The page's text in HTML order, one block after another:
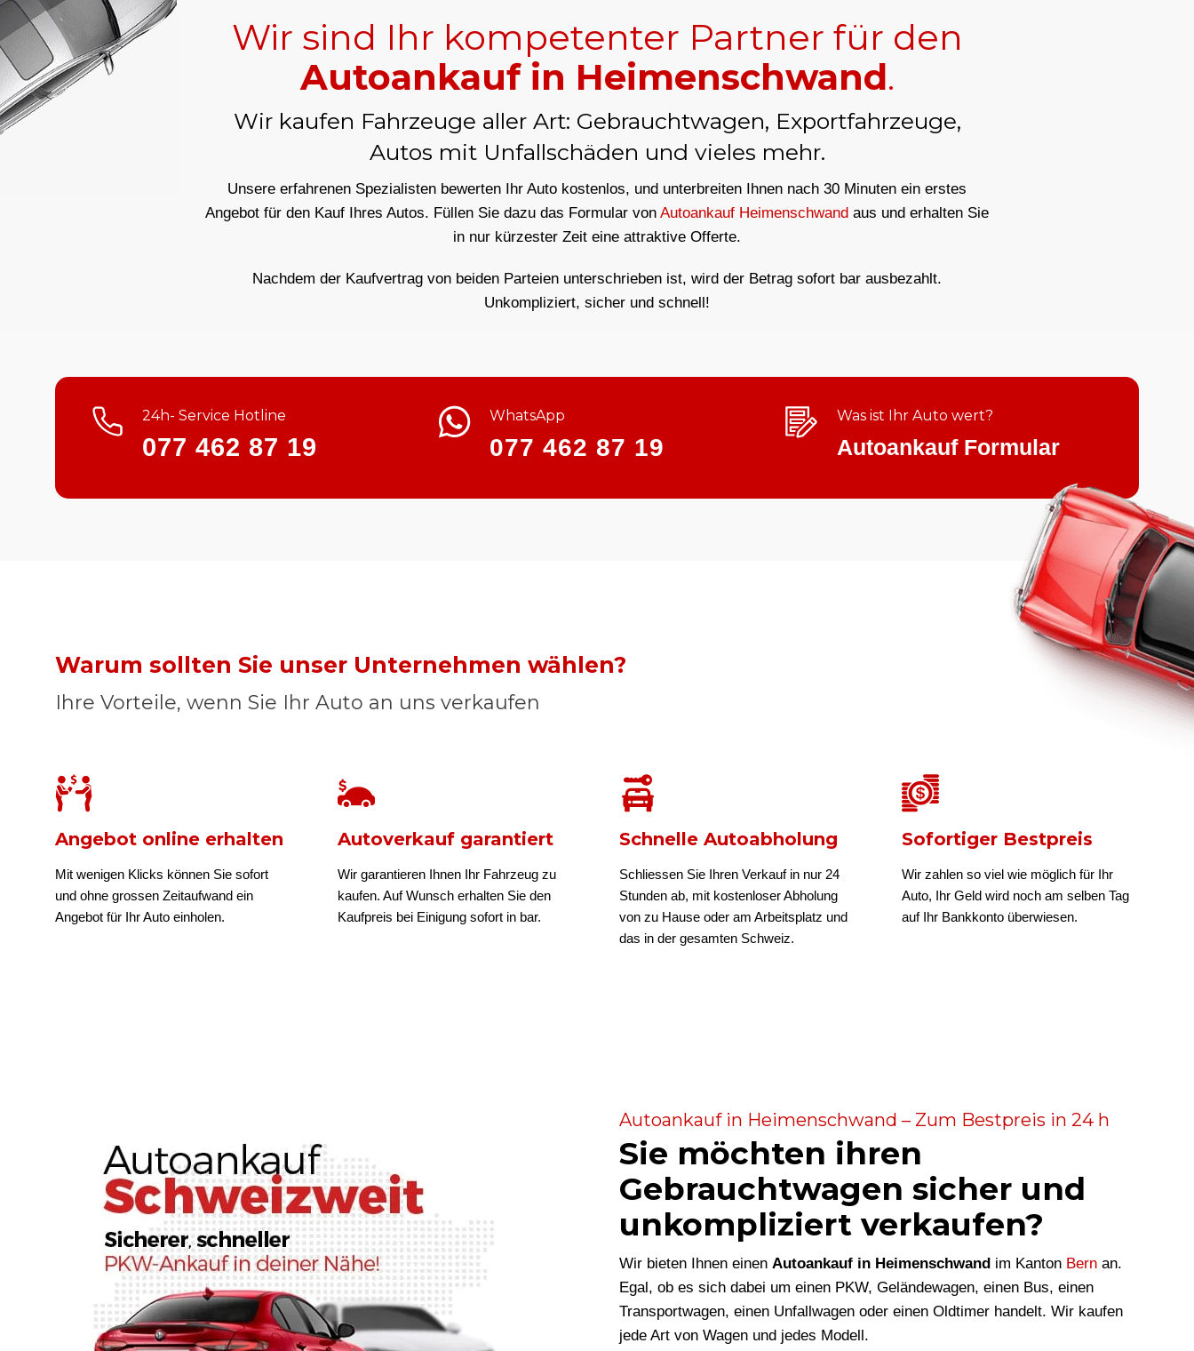
Wir sind Ihr kompetenter Partner für den
Autoankauf in Heimenschwand.
Wir kaufen Fahrzeuge aller Art: Gebrauchtwagen, Exportfahrzeuge,
Autos mit Unfallschäden und vieles mehr.
Unsere erfahrenen Spezialisten bewerten Ihr Auto kostenlos, und unterbreiten Ihnen nach 30 Minuten ein erstes
Angebot für den Kauf Ihres Autos. Füllen Sie dazu das Formular von Autoankauf Heimenschwand aus und erhalten Sie
in nur kürzester Zeit eine attraktive Offerte.
Nachdem der Kaufvertrag von beiden Parteien unterschrieben ist, wird der Betrag sofort bar ausbezahlt.
Unkompliziert, sicher und schnell!
24h- Service Hotline
077 462 87 19
WhatsApp
077 462 87 19
Was ist Ihr Auto wert?
Autoankauf Formular
Warum sollten Sie unser Unternehmen wählen?
Ihre Vorteile, wenn Sie Ihr Auto an uns verkaufen
Angebot online erhalten
Mit wenigen Klicks können Sie sofort
und ohne grossen Zeitaufwand ein
Angebot für Ihr Auto einholen.
Autoverkauf garantiert
Wir garantieren Ihnen Ihr Fahrzeug zu
kaufen. Auf Wunsch erhalten Sie den
Kaufpreis bei Einigung sofort in bar.
Schnelle Autoabholung
Schliessen Sie Ihren Verkauf in nur 24
Stunden ab, mit kostenloser Abholung
von zu Hause oder am Arbeitsplatz und
das in der gesamten Schweiz.
Sofortiger Bestpreis
Wir zahlen so viel wie möglich für Ihr
Auto, Ihr Geld wird noch am selben Tag
auf Ihr Bankkonto überwiesen.
Autoankauf in Heimenschwand – Zum Bestpreis in 24 h
Sie möchten ihren
Gebrauchtwagen sicher und
unkompliziert verkaufen?
Wir bieten Ihnen einen Autoankauf in Heimenschwand im Kanton Bern an.
Egal, ob es sich dabei um einen PKW, Geländewagen, einen Bus, einen
Transportwagen, einen Unfallwagen oder einen Oldtimer handelt. Wir kaufen
jede Art von Wagen und jedes Modell.